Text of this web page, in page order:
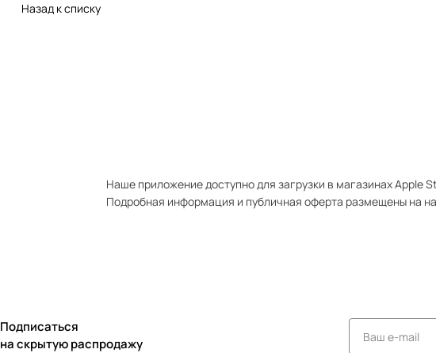
Назад к списку
Наше приложение доступно для загрузки в магазинах Apple
Подробная информация и публичная оферта размещены на
Подписаться
на скрытую распродажу